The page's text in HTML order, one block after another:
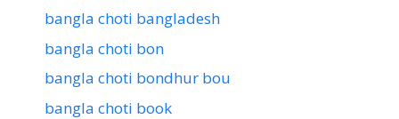
bangla choti bangladesh
bangla choti bon
bangla choti bondhur bou
bangla choti book